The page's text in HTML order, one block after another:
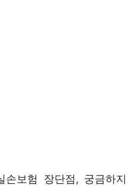
손보험 장단점, 궁금하